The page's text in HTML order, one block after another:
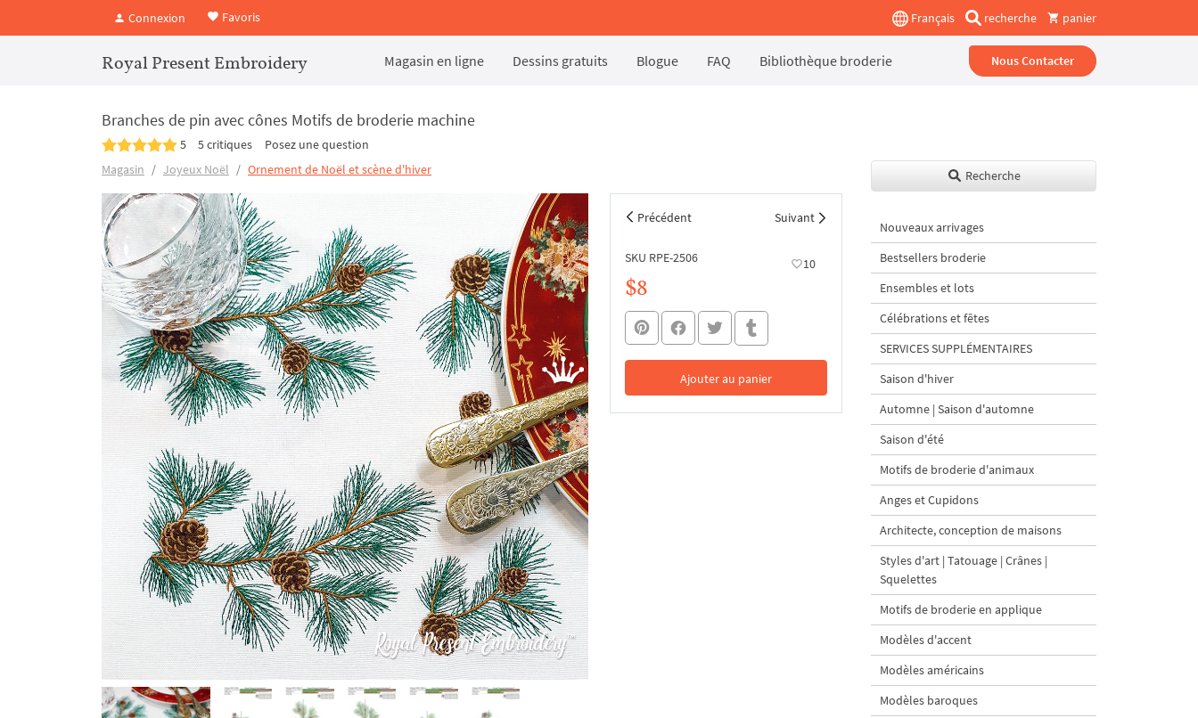
Connexion Favoris Français recherche panier
Royal Present Embroidery Magasin en ligne Dessins gratuits Blogue FAQ Bibliothèque broderie Nous Contacter
Branches de pin avec cônes Motifs de broderie machine
5 5 critiques
Posez une question
Magasin
Joyeux Noël Ornement de Noël et scène d'hiver
Précédent Suivant
SKU RPE-2506 10
$8
Ajouter au panier
Dans le panier
Recherche
Nouveaux arrivages
Bestsellers broderie
Ensembles et lots
Célébrations et fêtes
SERVICES SUPPLÉMENTAIRES
Saison d'hiver
Automne | Saison d'automne
Saison d'été
Motifs de broderie d'animaux
Anges et Cupidons
Architecte, conception de maisons
Styles d'art | Tatouage | Crânes |
Squelettes
Motifs de broderie en applique
Modèles d'accent
Modèles américains
Modèles baroques